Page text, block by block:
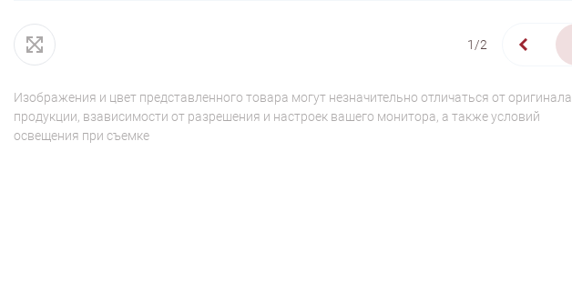
1/2
Изображения и цвет представленного товара могут незначительно отличаться от оригинала
продукции, взависимости от разрешения и настроек вашего монитора, а также условий
освещения при съемке